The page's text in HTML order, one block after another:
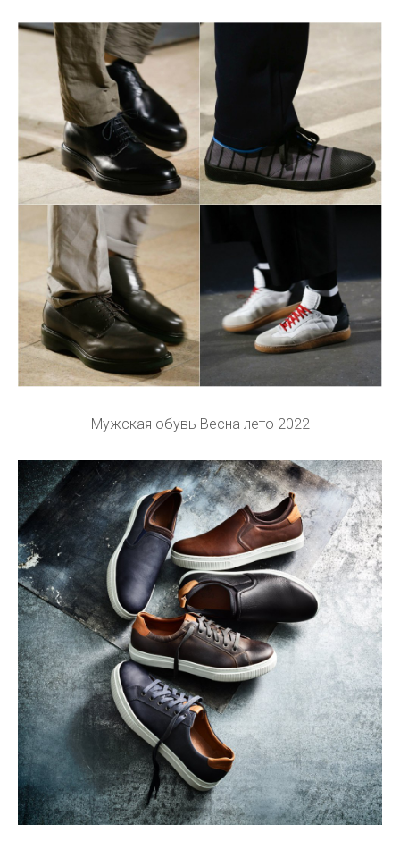
Мужская обувь Весна лето 2022